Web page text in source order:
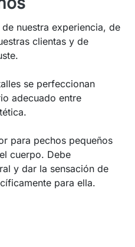
nuestra experiencia, de
clientas y de
se perfeccionan
adecuado entre
para pechos pequeños
cuerpo. Debe
y dar la sensación de
para ella.